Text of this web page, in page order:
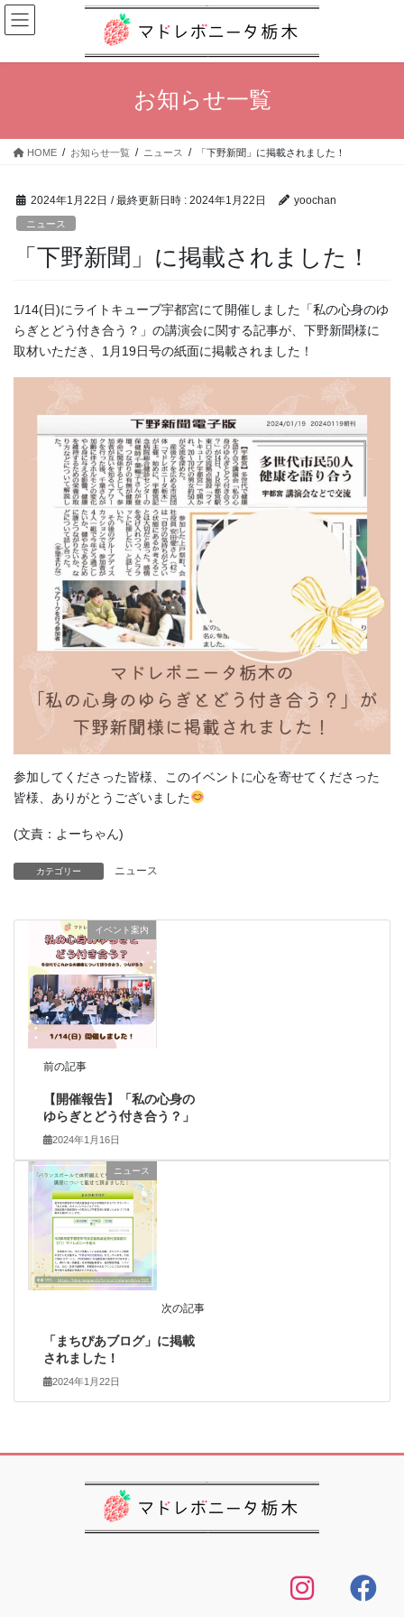
コ
ン
ン
キ
ナ
ビ
ー
に
お知らせ一覧
HOME お知らせ一覧 ニュース 「下野新聞」に掲載されました！
2024年1月22日 / 最終更新日時 : 2024年1月22日 yoochan
ニュース
「下野新聞」に掲載されました！
1/14(日)にライトキューブ宇都宮にて開催しました「私の心身のゆ
らぎとどう付き合う？」の講演会に関する記事が、下野新聞様に
取材いただき、1月19日号の紙面に掲載されました！
参加してくださった皆様、このイベントに心を寄せてくださった
皆様、ありがとうございました
(文責：よーちゃん)
カテゴリー ニュース
イベント案内
前の記事
【開催報告】「私の心身の
ゆらぎとどう付き合う？」
2024年1月16日
ニュース
次の記事
「まちぴあブログ」に掲載
されました！
2024年1月22日